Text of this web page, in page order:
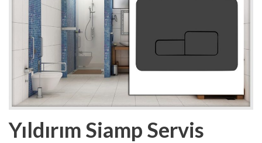
Yıldırım Siamp Servis